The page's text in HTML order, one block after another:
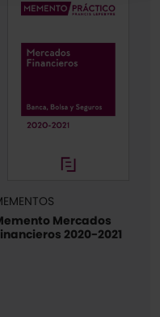
las cookies y
utilizaremos las
navegación.
Mercados
2020-2021